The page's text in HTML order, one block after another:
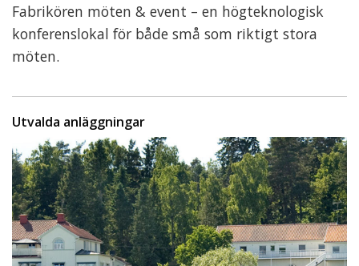
Fabrikören möten & event – en högteknologisk
konferenslokal för både små som riktigt stora
möten.
Utvalda anläggningar